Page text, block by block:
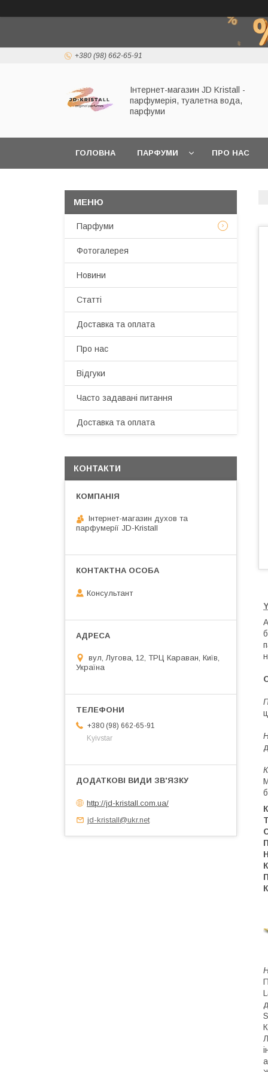
+380 (98) 662-65-91
Інтернет-магазин JD Kristall -
парфумерія, туалетна вода,
парфуми
ГОЛОВНА ПАРФУМИ ПРО НАС
Парфуми
Фотогалерея
Новини
Статті
Доставка та оплата
Про нас
Відгуки
Часто задавані питання
Доставка та оплата
КОНТАКТИ
Інтернет-магазин духов та
парфумерії JD-Kristall
Консультант
вул, Лугова, 12, ТРЦ Караван, Київ,
Україна
+380 (98) 662-65-91
Kyivstar
http://jd-kristall.com.ua/
jd-kristall@ukr.net